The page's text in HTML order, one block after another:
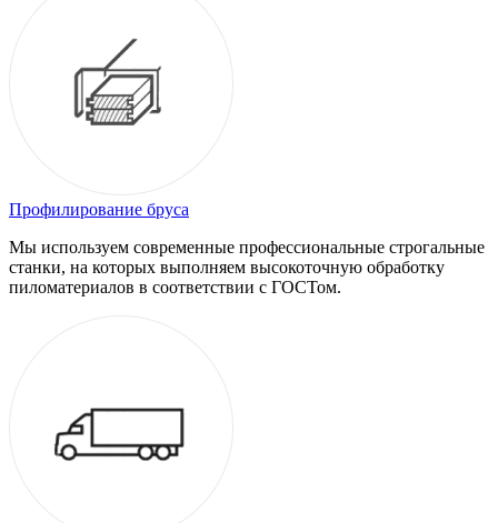
Профилирование бруса
Мы используем современные профессиональные строгальные
станки, на которых выполняем высокоточную обработку
пиломатериалов в соответствии с ГОСТом.